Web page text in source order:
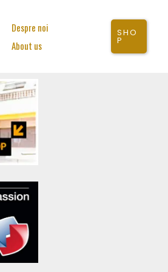
Despre noi
About us
SHO
P